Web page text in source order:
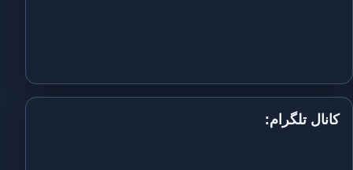
کانال تلگرام: